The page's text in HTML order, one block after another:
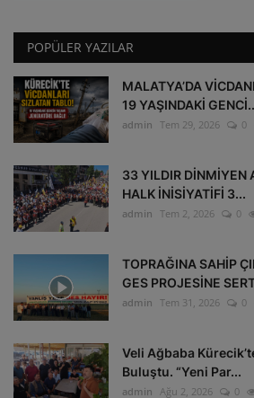
POPÜLER YAZILAR
MALATYA’DA
19 YAŞINDAKİ
admin Tem 29, 2026 0
33 YILDIR DİNMİYEN
HALK İNİSİYATİFİ 3...
admin Tem 2, 2026 0
TOPRAĞINA SAHİP
GES PROJESİNE
admin Tem 31, 2026 0
Veli Ağbaba
Buluştu. “Yeni Par...
admin Ağu 2, 2026 0